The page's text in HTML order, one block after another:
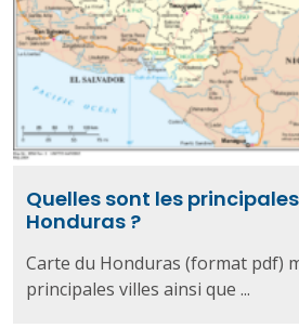
Quelles sont les
Honduras ?
Carte du Honduras (format pdf)
principales villes ainsi que ...